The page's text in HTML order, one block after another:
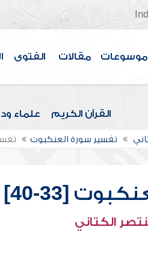
موسوعات مقالات الفتوى
القرآن الكريم علماء
تفسير سورة العنكبوت
[33-40]
الكتاني